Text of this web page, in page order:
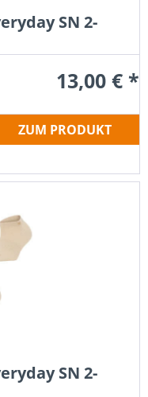
SN 2-
13,00 € *
ZUM PRODUKT
SN 2-